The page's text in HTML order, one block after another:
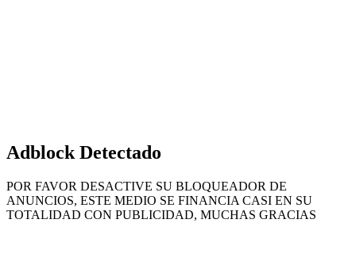
Adblock Detectado
POR FAVOR DESACTIVE SU BLOQUEADOR DE
ANUNCIOS, ESTE MEDIO SE FINANCIA CASI EN SU
TOTALIDAD CON PUBLICIDAD, MUCHAS GRACIAS